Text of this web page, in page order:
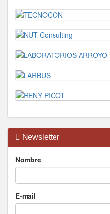
Newsletter
Nombre
E-mail